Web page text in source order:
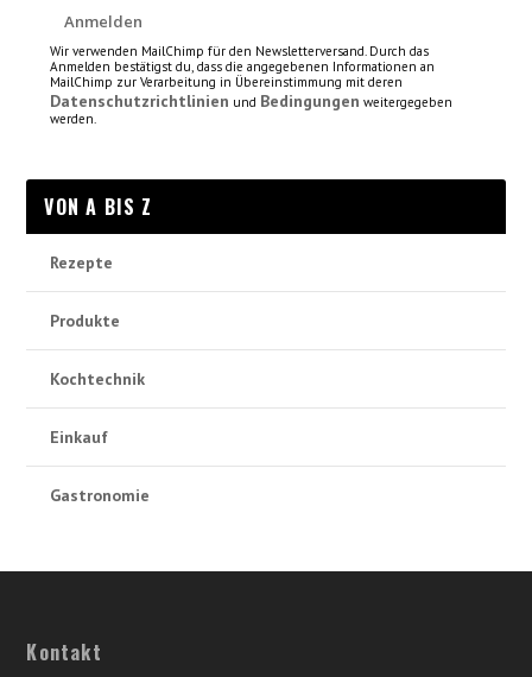
Wir verwenden MailChimp für den Newsletterversand. Durch das
Anmelden bestätigst du, dass die angegebenen Informationen an
MailChimp zur Verarbeitung in Übereinstimmung mit deren
Datenschutzrichtlinien und Bedingungen weitergegeben
werden.
VON A BIS Z
Rezepte
Produkte
Kochtechnik
Einkauf
Gastronomie
Kontakt